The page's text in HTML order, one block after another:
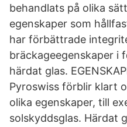
behandlats på olika
egenskaper som
har förbättrade
bräckageegenskaper i
härdat glas.
Pyroswiss förblir klart
olika egenskaper, till
solskyddsglas. Härdat